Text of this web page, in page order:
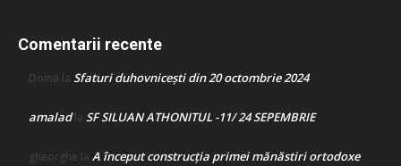
Comentarii recente
Doina la Sfaturi duhovnicești din 20 octombrie 2024
amaladla SF SILUAN ATHONITUL -11/ 24 SEPEMBRIE
gheorghe la A început construcţia primei mănăstiri ortodoxe